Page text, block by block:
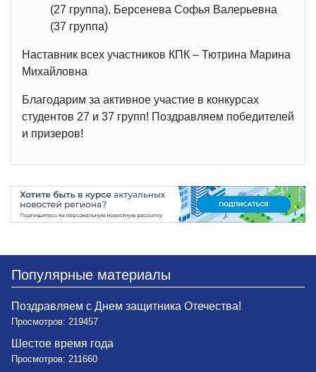
(27 группа), Берсенева Софья Валерьевна
(37 группа)
Наставник всех участников КПК – Тютрина Марина
Михайловна
Благодарим за активное участие в конкурсах
студентов 27 и 37 групп! Поздравляем победителей
и призеров!
Популярные материалы
Поздравляем с Днем защитника Отечества!
Просмотров: 219457
Шестое время года
Просмотров: 211660